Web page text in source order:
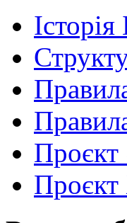
Історія
Проєкт
Проєкт